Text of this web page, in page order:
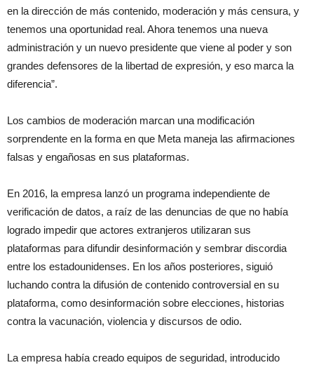
en la dirección de más contenido, moderación y más censura, y
tenemos una oportunidad real. Ahora tenemos una nueva
administración y un nuevo presidente que viene al poder y son
grandes defensores de la libertad de expresión, y eso marca la
diferencia”.
Los cambios de moderación marcan una modificación
sorprendente en la forma en que Meta maneja las afirmaciones
falsas y engañosas en sus plataformas.
En 2016, la empresa lanzó un programa independiente de
verificación de datos, a raíz de las denuncias de que no había
logrado impedir que actores extranjeros utilizaran sus
plataformas para difundir desinformación y sembrar discordia
entre los estadounidenses. En los años posteriores, siguió
luchando contra la difusión de contenido controversial en su
plataforma, como desinformación sobre elecciones, historias
contra la vacunación, violencia y discursos de odio.
La empresa había creado equipos de seguridad, introducido